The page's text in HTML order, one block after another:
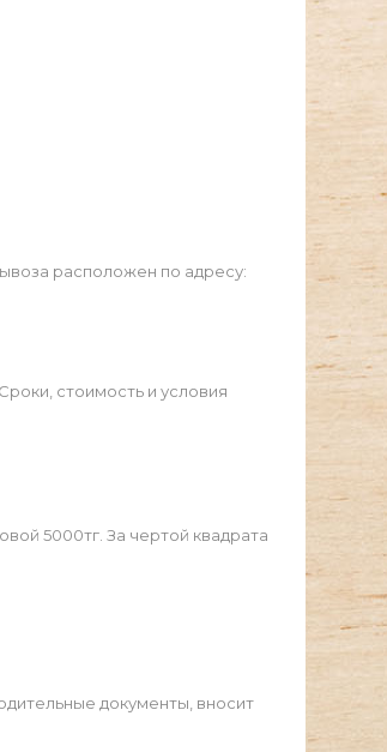
расположен по адресу:
стоимость и условия
5000тг. За чертой квадрата
документы, вносит